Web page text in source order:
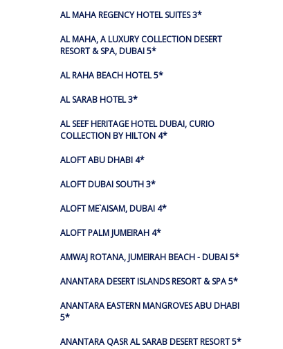
AL MAHA REGENCY HOTEL SUITES 3*
AL MAHA, A LUXURY COLLECTION DESERT
RESORT & SPA, DUBAI 5*
AL RAHA BEACH HOTEL 5*
AL SARAB HOTEL 3*
AL SEEF HERITAGE HOTEL DUBAI, CURIO
COLLECTION BY HILTON 4*
ALOFT ABU DHABI 4*
ALOFT DUBAI SOUTH 3*
ALOFT ME`AISAM, DUBAI 4*
ALOFT PALM JUMEIRAH 4*
AMWAJ ROTANA, JUMEIRAH BEACH - DUBAI 5*
ANANTARA DESERT ISLANDS RESORT & SPA 5*
ANANTARA EASTERN MANGROVES ABU DHABI
5*
ANANTARA QASR AL SARAB DESERT RESORT 5*